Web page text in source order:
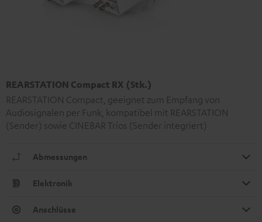
REARSTATION Compact RX (Stk.)
REARSTATION Compact, geeignet zum Empfang von
Audiosignalen per Funk, kompatibel mit REARSTATION
(Sender) sowie CINEBAR Trios (Sender integriert)
Abmessungen
Elektronik
Anschlüsse